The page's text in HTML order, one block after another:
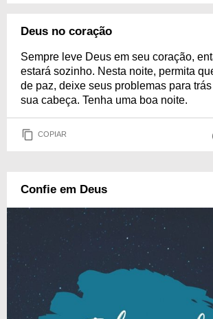
Deus no coração
Sempre leve Deus em seu coração,
estará sozinho. Nesta noite, permita
de paz, deixe seus problemas para
sua cabeça. Tenha uma boa noite.
COPIAR
Confie em Deus